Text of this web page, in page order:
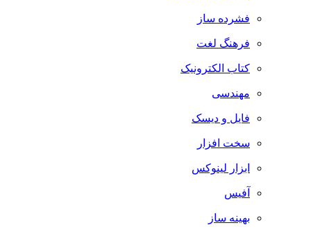
فشرده ساز
فرهنگ لغت
کتاب الکترونیک
مهندسی
فایل و دیسک
سخت افزار
ابزار لینوکس
آفیس
بهینه ساز